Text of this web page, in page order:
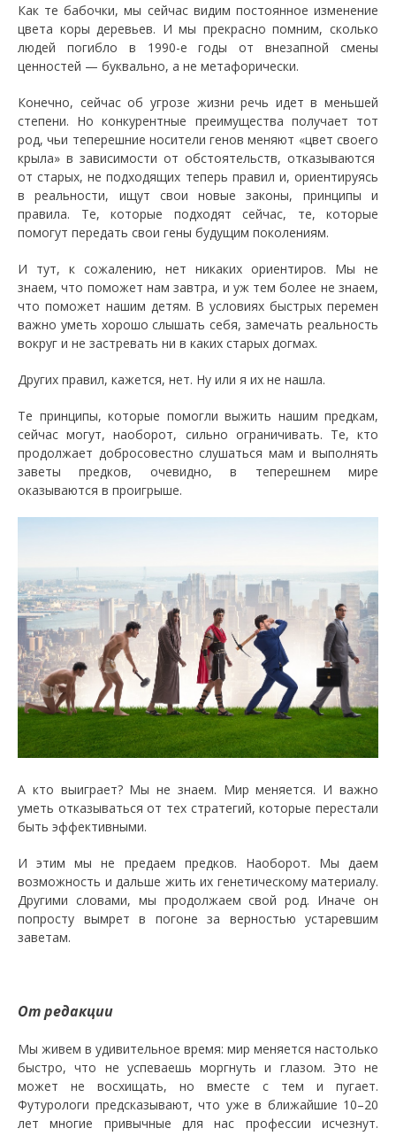
Как те бабочки, мы сейчас видим постоянное изменение
цвета коры деревьев. И мы прекрасно помним, сколько
людей погибло в 1990-е годы от внезапной смены
ценностей — буквально, а не метафорически.
Конечно, сейчас об угрозе жизни речь идет в меньшей
степени. Но конкурентные преимущества получает тот
род, чьи теперешние носители генов меняют «цвет своего
крыла» в зависимости от обстоятельств, отказываются
от старых, не подходящих теперь правил и, ориентируясь
в реальности, ищут свои новые законы, принципы и
правила. Те, которые подходят сейчас, те, которые
помогут передать свои гены будущим поколениям.
И тут, к сожалению, нет никаких ориентиров. Мы не
знаем, что поможет нам завтра, и уж тем более не знаем,
что поможет нашим детям. В условиях быстрых перемен
важно уметь хорошо слышать себя, замечать реальность
вокруг и не застревать ни в каких старых догмах.
Других правил, кажется, нет. Ну или я их не нашла.
Те принципы, которые помогли выжить нашим предкам,
сейчас могут, наоборот, сильно ограничивать. Те, кто
продолжает добросовестно слушаться мам и выполнять
заветы предков, очевидно, в теперешнем мире
оказываются в проигрыше.
А кто выиграет? Мы не знаем. Мир меняется. И важно
уметь отказываться от тех стратегий, которые перестали
быть эффективными.
И этим мы не предаем предков. Наоборот. Мы даем
возможность и дальше жить их генетическому материалу.
Другими словами, мы продолжаем свой род. Иначе он
попросту вымрет в погоне за верностью устаревшим
заветам.
От редакции
Мы живем в удивительное время: мир меняется настолько
быстро, что не успеваешь моргнуть и глазом. Это не
может не восхищать, но вместе с тем и пугает.
Футурологи предсказывают, что уже в ближайшие 10–20
лет многие привычные для нас профессии исчезнут.